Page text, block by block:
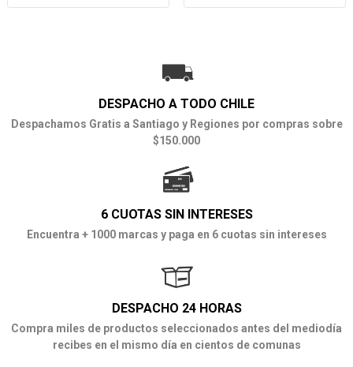
DESPACHO A TODO CHILE
Despachamos Gratis a Santiago y Regiones por compras sobre
$150.000
6 CUOTAS SIN INTERESES
Encuentra + 1000 marcas y paga en 6 cuotas sin intereses
DESPACHO 24 HORAS
Compra miles de productos seleccionados antes del mediodía
recibes en el mismo día en cientos de comunas